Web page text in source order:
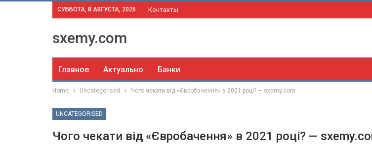
СУББОТА, 8 АВГУСТА, 2026 Контакты
sxemy.com
Главное Актуально Банки
Home Uncategorised Чого чекати від «Євробачення» в 2021 році? — sxemy.com
UNCATEGORISED
Чого чекати від «Євробачення» в 2021 році? —